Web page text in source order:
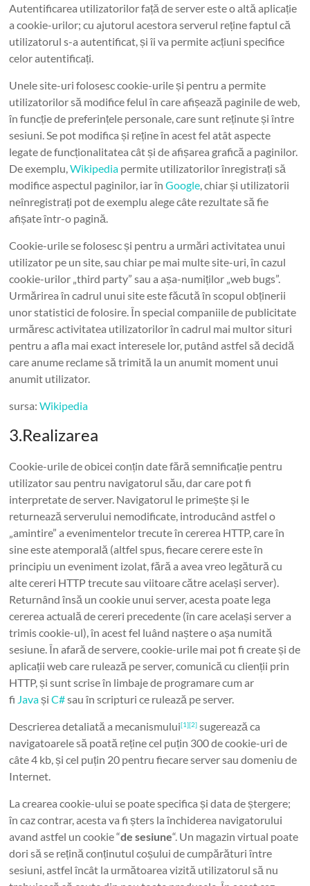
Autentificarea utilizatorilor față de server este o altă aplicație
a cookie-urilor; cu ajutorul acestora serverul reține faptul că
utilizatorul s-a autentificat, și îi va permite acțiuni specifice
celor autentificați.
Unele site-uri folosesc cookie-urile și pentru a permite
utilizatorilor să modifice felul în care afișează paginile de web,
în funcție de preferințele personale, care sunt reținute și între
sesiuni. Se pot modifica și reține în acest fel atât aspecte
legate de funcționalitatea cât și de afișarea grafică a paginilor.
De exemplu,Wikipedia permite utilizatorilor înregistrați să
modifice aspectul paginilor, iar înGoogle, chiar și utilizatorii
neînregistrați pot de exemplu alege câte rezultate să fie
afișate într-o pagină.
Cookie-urile se folosesc și pentru a urmări activitatea unui
utilizator pe un site, sau chiar pe mai multe site-uri, în cazul
cookie-urilor „third party” sau a așa-numiților „web bugs”.
Urmărirea în cadrul unui site este făcută în scopul obținerii
unor statistici de folosire. În special companiile de publicitate
urmăresc activitatea utilizatorilor în cadrul mai multor situri
pentru a afla mai exact interesele lor, putând astfel să decidă
care anume reclame să trimită la un anumit moment unui
anumit utilizator.
sursa:Wikipedia
3.Realizarea
Cookie-urile de obicei conțin date fără semnificație pentru
utilizator sau pentru navigatorul său, dar care pot fi
interpretate de server. Navigatorul le primește și le
returnează serverului nemodificate, introducând astfel o
„amintire” a evenimentelor trecute în cererea HTTP, care în
sine este atemporală (altfel spus, fiecare cerere este în
principiu un eveniment izolat, fără a avea vreo legătură cu
alte cereri HTTP trecute sau viitoare către același server).
Returnând însă un cookie unui server, acesta poate lega
cererea actuală de cereri precedente (în care același server a
trimis cookie-ul), în acest fel luând naștere o așa numită
sesiune. În afară de servere, cookie-urile mai pot fi create și de
aplicații web care rulează pe server, comunică cu clienții prin
HTTP, și sunt scrise în limbaje de programare cum ar
fi JavașiC#sau în scripturi ce rulează pe server.
Descrierea detaliată a mecanismului[1][2] sugerează ca
navigatoarele să poată reține cel puțin 300 de cookie-uri de
câte 4 kb, și cel puțin 20 pentru fiecare server sau domeniu de
Internet.
La crearea cookie-ului se poate specifica și data de ștergere;
în caz contrar, acesta va fi șters la închiderea navigatorului
avand astfel un cookie “de sesiune“. Un magazin virtual poate
dori să se rețină conținutul coșului de cumpărături între
sesiuni, astfel încât la următoarea vizită utilizatorul să nu